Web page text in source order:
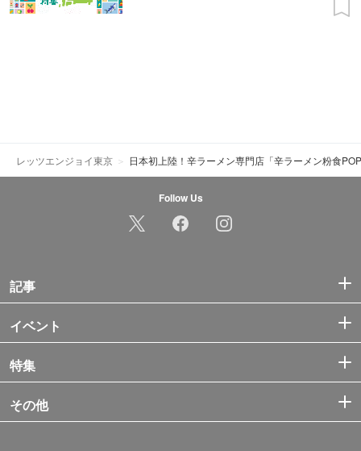
レッツエンジョイ東京 日本初上陸！辛ラーメン専門店「辛ラーメン粉食
Follow Us
記事
イベント
特集
その他